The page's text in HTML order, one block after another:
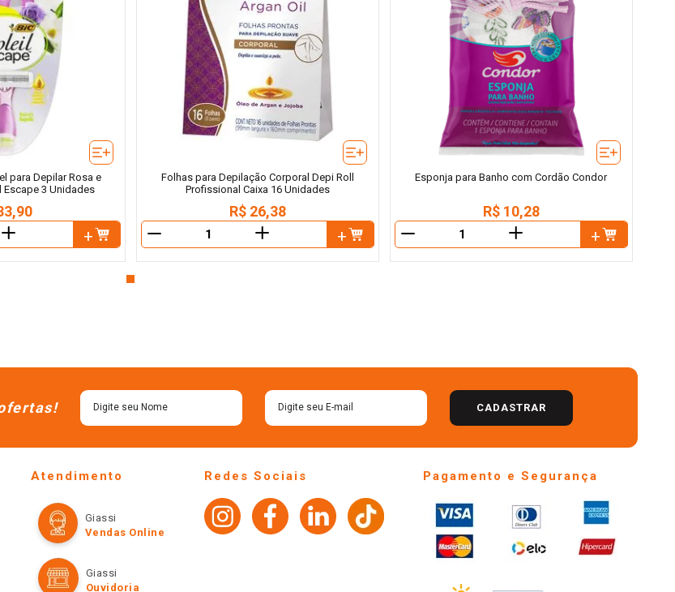
para Depilar Rosa e
Escape 3 Unidades
,90
＋
Folhas para Depilação Corporal Depi Roll
Profissional Caixa 16 Unidades
R$ 26,38
＋
Esponja para Banho com Cordão Condor
R$ 10,28
＋
CADASTRAR
Atendimento
Giassi
Vendas Online
Giassi
Ouvidoria
Redes Sociais Pagamento e Segurança